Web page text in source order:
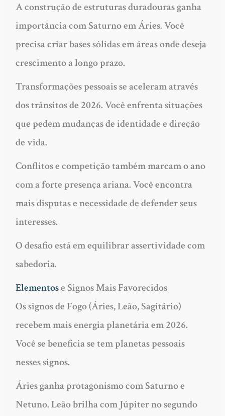
Aconstrução de estruturas duradourasganha
importância com Saturno em Áries. Você
precisa criar bases sólidas em áreas onde deseja
crescimento a longo prazo.
Transformações pessoaisse aceleram através
dos trânsitos de 2026. Você enfrenta situações
que pedem mudanças de identidade e direção
de vida.
Conflitos e competiçãotambém marcam o ano
com a forte presença ariana. Você encontra
mais disputas e necessidade de defender seus
interesses.
O desafio está em equilibrar assertividade com
sabedoria.
Elementose Signos Mais Favorecidos
Ossignos de Fogo(Áries, Leão, Sagitário)
recebem mais energia planetária em 2026.
Você se beneficia se tem planetas pessoais
nesses signos.
Áries ganha protagonismo com Saturno e
Netuno. Leão brilha com Júpiter no segundo